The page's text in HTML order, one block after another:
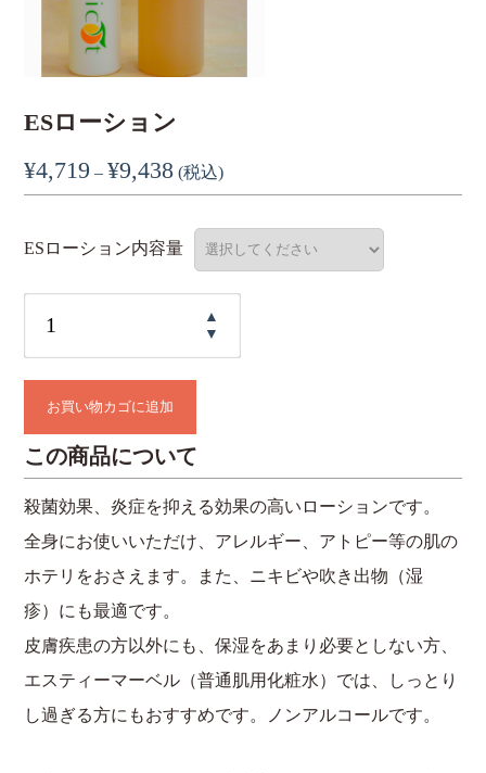
ESローション
¥4,719 – ¥9,438 (税込)
ESローション内容量
ー
ョ
ン
個
お買い物カゴに追加
この商品について
殺菌効果、炎症を抑える効果の高いローションです。
全身にお使いいただけ、アレルギー、アトピー等の肌の
ホテリをおさえます。また、ニキビや吹き出物（湿
疹）にも最適です。
皮膚疾患の方以外にも、保湿をあまり必要としない方、
エスティーマーベル（普通肌用化粧水）では、しっとり
し過ぎる方にもおすすめです。ノンアルコールです。